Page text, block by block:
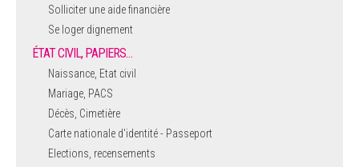
Solliciter une aide financière
Se loger dignement
ÉTAT CIVIL, PAPIERS…
Naissance, Etat civil
Mariage, PACS
Décès, Cimetière
Carte nationale d'identité - Passeport
Elections, recensements